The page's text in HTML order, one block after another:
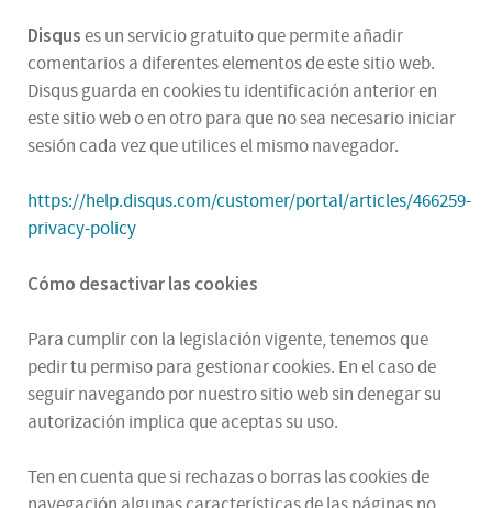
Disquses un servicio gratuito que permite añadir
comentarios a diferentes elementos de este sitio web.
Disqus guarda en cookies tu identificación anterior en
este sitio web o en otro para que no sea necesario iniciar
sesión cada vez que utilices el mismo navegador.
https://help.disqus.com/customer/portal/articles/466259-
privacy-policy
Cómo desactivar las cookies
Para cumplir con la legislación vigente, tenemos que
pedir tu permiso para gestionar cookies. En el caso de
seguir navegando por nuestro sitio web sin denegar su
autorización implica que aceptas su uso.
Ten en cuenta que si rechazas o borras las cookies de